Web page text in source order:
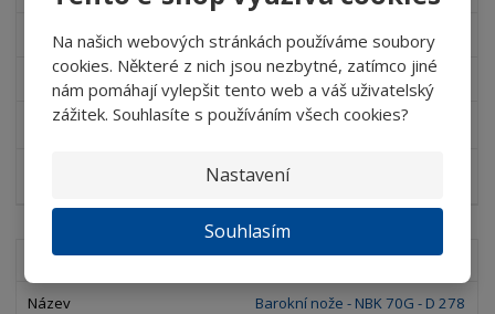
Na našich webových stránkách používáme soubory
cookies. Některé z nich jsou nezbytné, zatímco jiné
nám pomáhají vylepšit tento web a váš uživatelský
zážitek. Souhlasíte s používáním všech cookies?
Nastavení
Souhlasím
SKLADEM
1 851,24 Kč
2 240 Kč
Koupit
D 278 - NBK 70G
Barokní nože - NBK 70G - D 278